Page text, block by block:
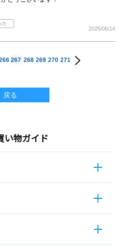
2025/06/14
267 268 269 270 271
戻る
い物ガイド